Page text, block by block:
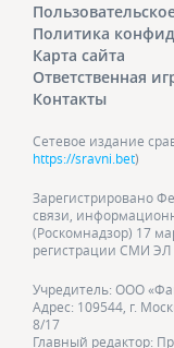
Политика
Карта сайта
Ответственная
Контакты
Сетевое издание
https://sravni.bet)
Зарегистрировано
связи,
(Роскомнадзор) 17
регистрации СМИ
Учредитель: ООО
Адрес: 109544, г.
8/17
Главный редактор: